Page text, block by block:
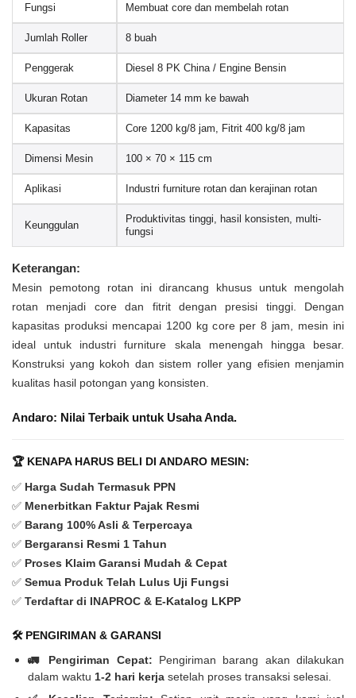
Fungsi Membuat core dan membelah rotan
Jumlah Roller 8 buah
Penggerak Diesel 8 PK China / Engine Bensin
Ukuran Rotan Diameter 14 mm ke bawah
Kapasitas Core 1200 kg/8 jam, Fitrit 400 kg/8 jam
Dimensi Mesin 100 × 70 × 115 cm
Aplikasi Industri furniture rotan dan kerajinan rotan
Keunggulan
Produktivitas tinggi, hasil konsisten, multi-
fungsi
Keterangan:
Mesin pemotong rotan ini dirancang khusus untuk mengolah
rotan menjadi core dan fitrit dengan presisi tinggi. Dengan
kapasitas produksi mencapai 1200 kg core per 8 jam, mesin ini
ideal untuk industri furniture skala menengah hingga besar.
Konstruksi yang kokoh dan sistem roller yang efisien menjamin
kualitas hasil potongan yang konsisten.
Andaro: Nilai Terbaik untuk Usaha Anda.
🏆 KENAPA HARUS BELI DI ANDARO MESIN:
✅ Harga Sudah Termasuk PPN
✅ Menerbitkan Faktur Pajak Resmi
✅ Barang 100% Asli & Terpercaya
✅ Bergaransi Resmi 1 Tahun
✅ Proses Klaim Garansi Mudah & Cepat
✅ Semua Produk Telah Lulus Uji Fungsi
✅ Terdaftar di INAPROC & E-Katalog LKPP
🛠️ PENGIRIMAN & GARANSI
🚛 Pengiriman Cepat: Pengiriman barang akan dilakukan
dalam waktu 1-2 hari kerjasetelah proses transaksi selesai.